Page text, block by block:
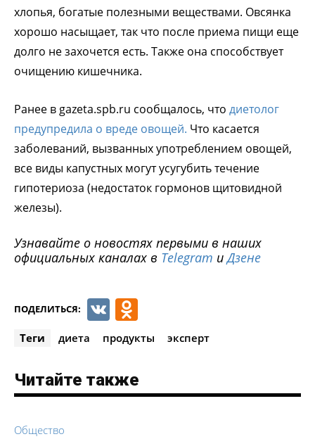
хлопья, богатые полезными веществами. Овсянка
хорошо насыщает, так что после приема пищи еще
долго не захочется есть. Также она способствует
очищению кишечника.
Ранее в gazeta.spb.ru сообщалось, что диетолог
предупредила о вреде овощей. Что касается
заболеваний, вызванных употреблением овощей,
все виды капустных могут усугубить течение
гипотериоза (недостаток гормонов щитовидной
железы).
Узнавайте о новостях первыми в наших
официальных каналах в Telegram иДзене
ПОДЕЛИТЬСЯ: VK
Теги диета продукты эксперт
Читайте также
Общество